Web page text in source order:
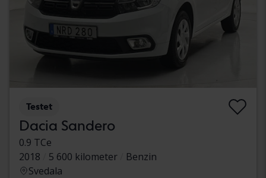
Testet
Dacia Sandero
0.9 TCe
2018
5 600 kilometer
Benzin
Svedala